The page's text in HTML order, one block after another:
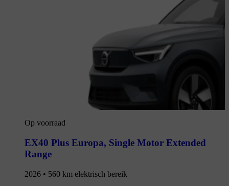
Op voorraad
EX40 Plus Europa, Single Motor Extended
Range
2026 • 560 km elektrisch bereik